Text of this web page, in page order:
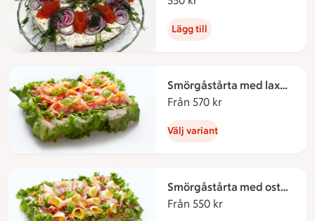
Lägg till
Smörgåstårta med lax
och räkor
Från 570 kr
Välj variant
Smörgåstårta med ost
och skinka
Från 550 kr